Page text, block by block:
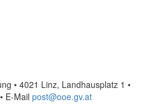
• 4021 Linz, Landhausplatz 1 •
• E-Mail post@ooe.gv.at